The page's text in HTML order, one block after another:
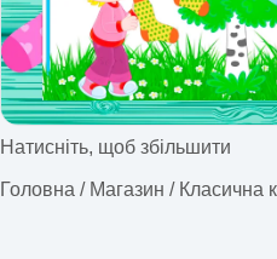
Натисніть, щоб збільшити
Головна / Магазин / Класична